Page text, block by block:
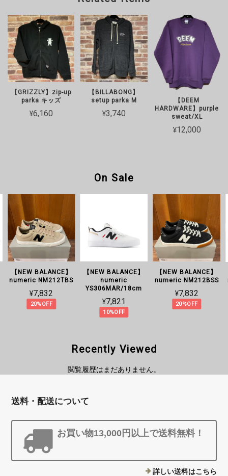
【GRIZZLY】zip-up
parka キッズ
¥6,160
【BILLABONG】
setup parka M
¥3,740
【DEEM
HARDWARE】purple
sweat/XL
¥12,000
On Sale
【NEW BALANCE】
numeric NM212TBS
¥7,832
20%OFF
【NEW BALANCE】
numeric
YS306MAR/18cm
¥7,821
10%OFF
【NEW BALANCE】
numeric NM212BSS
¥7,832
20%OFF
Recently Viewed
閲覧履歴はまだありません。
送料・配送について
お買い物13,000円以上で送料無料！
詳しい送料はこちら